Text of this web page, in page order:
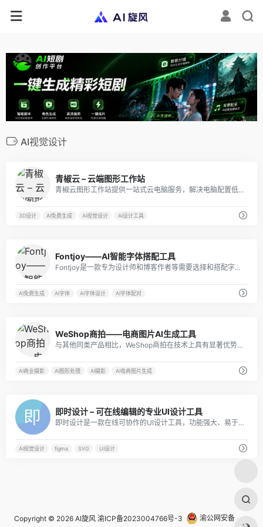
AI视觉设计
青椒云 – 云端图形工作站
青椒云图形工作站提供一站式云电脑服务，解决电脑配置低无法制作和高效渲图的问题，轻松实现实时渲染，适用于教育、影视、设计、办公等领域。
3D设计 AI免费生成 AI视觉设计 AI设计工具
Fontjoy——AI智能字体搭配工具
Fontjoy是一款专为设计师和博客作者等需要选择和搭配字体的用户设计的工具。其主要功能包括提供广泛的字体选择、自动推荐字体搭配、实时预览字体组合效果、自定义字体选项以及导出和分享字体组合。
AI免费生成 AI字体 AI字体设计 AI字体配对
WeShop商拍——电商图片AI生成工具
与其他同类产品相比，WeShop商拍在技术上具有显著优势。它以Stable Diffusion为底层模型，融合了多个AI大模型，通过蘑菇街多年电商经验预制了“咒语”，从而在具体的电商商品图生成场景中具有更好的应用效果。
AI商业摄影 AI图形处理 AI摄影 AI电商图片生成
即时设计 – 可在线编辑的专业UI设计工具
即时设计是一款在线可协作的UI设计工具，功能强大、易于使用，适用于各种UI设计需求。
AI视觉设计 figma SVG UI设计
Copyright © 2026 AI旋风 渝ICP备2023004766号-3
渝公网安备